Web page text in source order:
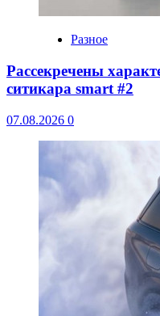
Разное
Рассекречены
ситикара smart #2
07.08.2026 0